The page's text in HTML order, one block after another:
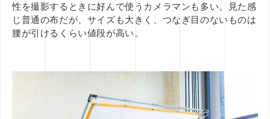
性を撮影するときに好んで使うカメラマンも多い。見た感
じ普通の布だが、サイズも大きく、つなぎ目のないものは
腰が引けるくらい値段が高い。